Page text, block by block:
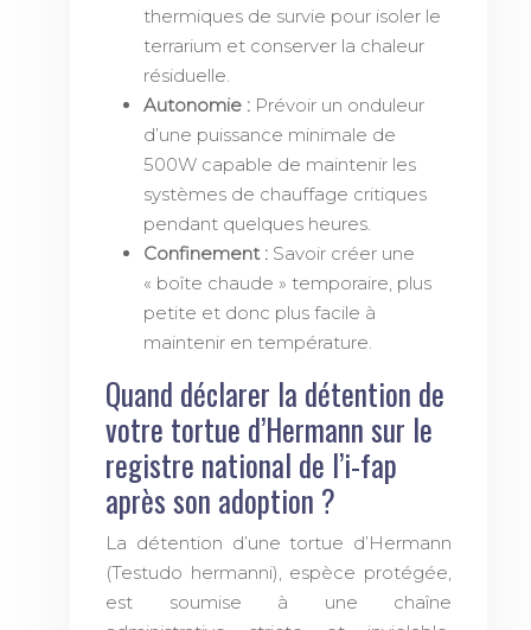
thermiques de survie pour isoler le
terrarium et conserver la chaleur
résiduelle.
Autonomie : Prévoir un onduleur
d’une puissance minimale de
500W capable de maintenir les
systèmes de chauffage critiques
pendant quelques heures.
Confinement : Savoir créer une
« boîte chaude » temporaire, plus
petite et donc plus facile à
maintenir en température.
Quand déclarer la détention de
votre tortue d’Hermann sur le
registre national de l’i-fap
après son adoption ?
La détention d’une tortue d’Hermann
(Testudo hermanni), espèce protégée,
est soumise à une chaîne